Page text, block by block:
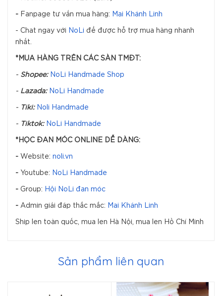
- Fanpage tư vấn mua hàng: Mai Khánh Linh
- Chat ngay với NoLi
để được hỗ trợ mua hàng nhanh
nhất.
*MUA HÀNG TRÊN CÁC SÀN TMĐT:
- Shopee: NoLi Handmade Shop
- Lazada: NoLi Handmade
- Tiki: Noli Handmade
- Tiktok: NoLi Handmade
*HỌC ĐAN MÓC ONLINE DỄ DÀNG:
- Website: noli.vn
- Youtube: NoLi Handmade
- Group: Hội NoLi đan móc
- Admin giải đáp thắc mắc: Mai Khánh Linh
Ship len toàn quốc, mua len Hà Nội, mua len Hồ Chí Minh
Sản phẩm liên quan